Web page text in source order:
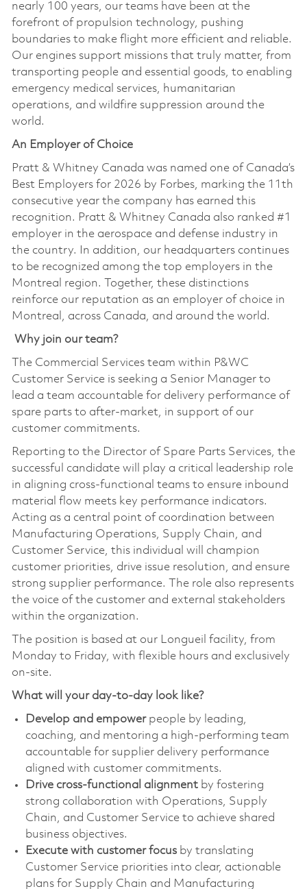
nearly 100 years, our teams have been at the
forefront of propulsion technology, pushing
boundaries to make flight more efficient and reliable.
Our engines support missions that truly matter, from
transporting people and essential goods, to enabling
emergency medical services, humanitarian
operations, and wildfire suppression around the
world.
An Employer of Choice
Pratt & Whitney Canada was named one of Canada’s
Best Employers for 2026 by Forbes, marking the 11th
consecutive year the company has earned this
recognition. Pratt & Whitney Canada also ranked #1
employer in the aerospace and defense industry in
the country. In addition, our headquarters continues
to be recognized among the top employers in the
Montreal region. Together, these distinctions
reinforce our reputation as an employer of choice in
Montreal, across Canada, and around the world.
Why join our team?
The Commercial Services team within P&WC
Customer Service is seeking a Senior Manager to
lead a team accountable for delivery performance of
spare parts to after-market, in support of our
customer commitments.
Reporting to the Director of Spare Parts Services, the
successful candidate will play a critical leadership role
in aligning cross-functional teams to ensure inbound
material flow meets key performance indicators.
Acting as a central point of coordination between
Manufacturing Operations, Supply Chain, and
Customer Service, this individual will champion
customer priorities, drive issue resolution, and ensure
strong supplier performance. The role also represents
the voice of the customer and external stakeholders
within the organization.
The position is based at our Longueil facility, from
Monday to Friday, with flexible hours and exclusively
on-site.
What will your day-to-day look like?
Develop and empowerpeople by leading,
coaching, and mentoring a high-performing team
accountable for supplier delivery performance
aligned with customer commitments.
Drive cross-functional alignment by fostering
strong collaboration with Operations, Supply
Chain, and Customer Service to achieve shared
business objectives.
Execute with customer focusby translating
Customer Service priorities into clear, actionable
plans for Supply Chain and Manufacturing